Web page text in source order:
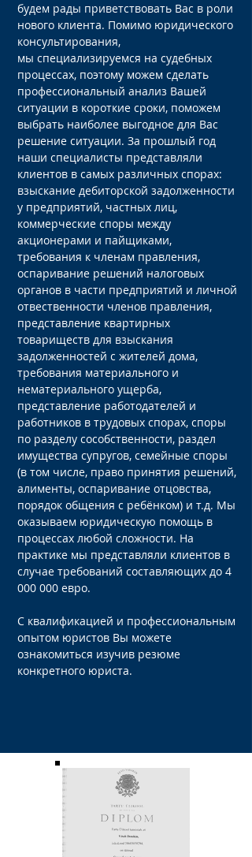
будем рады приветствовать Вас в роли
нового клиента. Помимо юридического
консультирования,
мы специализируемся на судебных
процессах, поэтому можем сделать
профессиональный анализ Вашей
ситуации в короткие сроки, поможем
выбрать наиболее выгодное для Вас
решение ситуации. За прошлый год
наши специалисты представляли
клиентов в самых различных спорах:
взыскание дебиторской задолженности
у предприятий, частных лиц,
коммерческие споры между
акционерами и пайщиками,
требования к членам правления,
оспаривание решений налоговых
органов в части предприятий и личной
отвественности членов правления,
представление квартирных
товариществ для взыскания
задолженностей с жителей дома,
требования материального и
нематериального ущерба,
представление работодателей и
работников в трудовых спорах, споры
по разделу сособственности, раздел
имущества супругов, семейные споры
(в том числе, право принятия решений,
алименты, оспаривание отцовства,
порядок общения с ребёнком) и т.д. Мы
оказываем юридическую помощь в
процессах любой сложности. На
практике мы представляли клиентов в
случае требований составляющих до 4
000 000 евро.
C квалификацией и профессиональным
опытом юристов Вы можете
ознакомиться изучив резюме
конкретного юриста.